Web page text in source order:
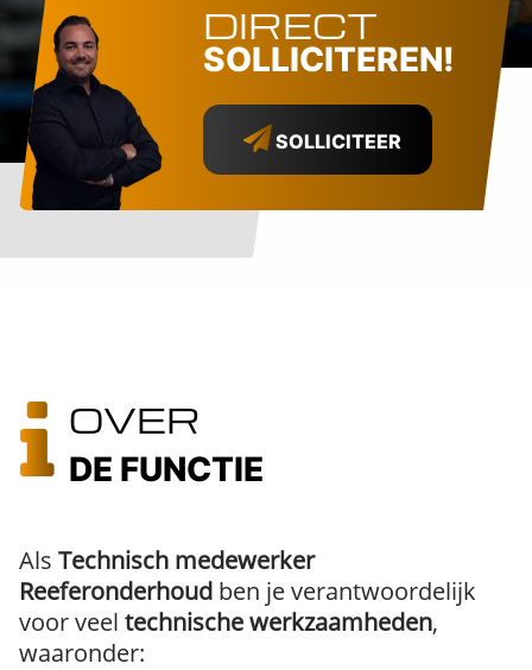
DIRECT
SOLLICITEREN!
SOLLICITEER
OVER
DE FUNCTIE
Als Technisch medewerker
Reeferonderhoud ben je verantwoordelijk
voor veel technische werkzaamheden,
waaronder: